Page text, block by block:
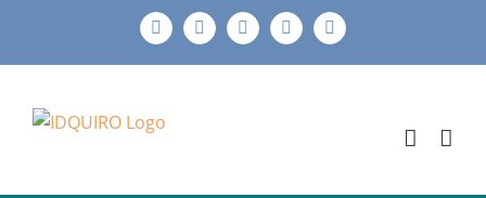
o
FacebookInstagram
X LinkedIn
E-